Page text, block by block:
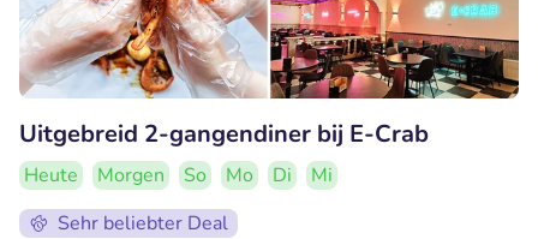
Uitgebreid 2-gangendiner bij E-Crab
Heute Morgen So Mo Di
Mi
Sehr beliebter Deal